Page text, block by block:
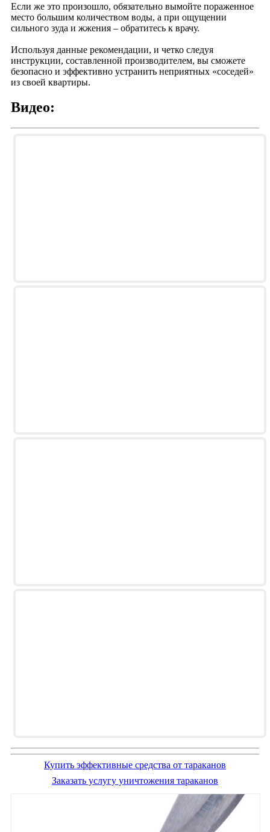
Если же это произошло, обязательно вымойте пораженное
место большим количеством воды, а при ощущении
сильного зуда и жжения – обратитесь к врачу.
Используя данные рекомендации, и четко следуя
инструкции, составленной производителем, вы сможете
безопасно и эффективно устранить неприятных «соседей»
из своей квартиры.
Видео:
Купить эффективные средства от тараканов
Заказать услугу уничтожения тараканов